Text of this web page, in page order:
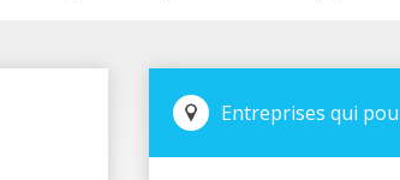
Entreprises qui